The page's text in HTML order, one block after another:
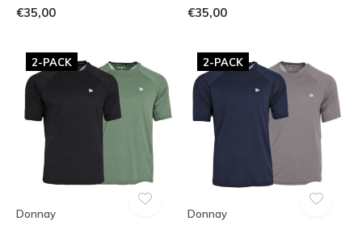
€35,00 €35,00
2-PACK
Donnay
2-PACK
Donnay